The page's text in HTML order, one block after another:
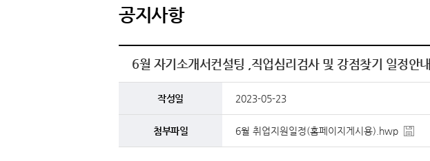
공지사항
6월 자기소개서컨설팅 ,직업심리검사 및 강점찾기 일정안내
작성일 2023-05-23
첨부파일 6월 취업지원일정(홈페이지게시용).hwp